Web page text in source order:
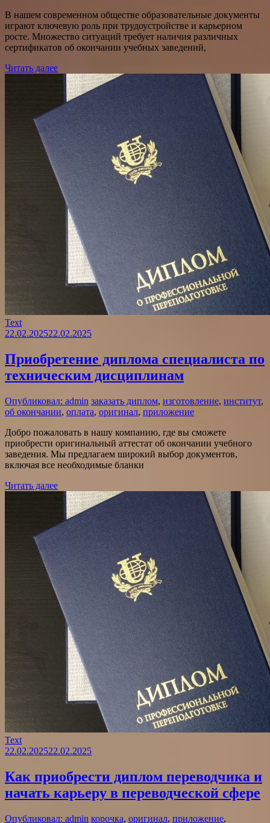
В нашем современном обществе образовательные документы
играют ключевую роль при трудоустройстве и карьерном
росте. Множество ситуаций требует наличия различных
сертификатов об окончании учебных заведений,
Читать далее
Text
22.02.202522.02.2025
Приобретение диплома специалиста по
техническим дисциплинам
Опубликовал: admin заказать диплом, изготовление, институт,
об окончании, оплата, оригинал, приложение
Добро пожаловать в нашу компанию, где вы сможете
приобрести оригинальный аттестат об окончании учебного
заведения. Мы предлагаем широкий выбор документов,
включая все необходимые бланки
Читать далее
Text
22.02.202522.02.2025
Как приобрести диплом переводчика и
начать карьеру в переводческой сфере
Опубликовал: admin корочка, оригинал, приложение,